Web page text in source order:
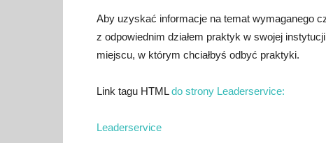
Aby uzyskać informacje na temat wymaganego
z odpowiednim działem praktyk w swojej
miejscu, w którym chciałbyś odbyć praktyki.
Link tagu HTMLdo strony Leaderservice:
Leaderservice